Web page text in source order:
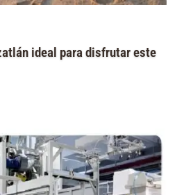
ideal para disfrutar este